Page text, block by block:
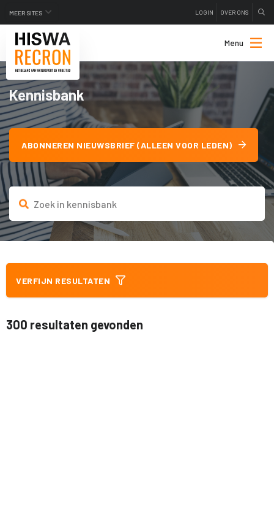
MEER SITES LOGIN OVER ONS
Menu
Kennisbank
ABONNEREN NIEUWSBRIEF (ALLEEN VOOR LEDEN)
VERFIJN RESULTATEN
300 resultaten gevonden